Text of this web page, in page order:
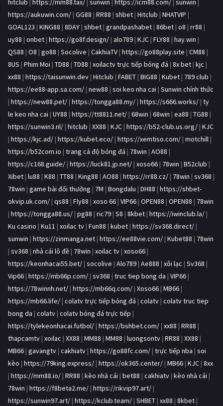
hitclub | https://mm88.tax/ | sunwin | https://icm88.com/ | sunwin |
https://aukuwin.com/ | GG88 | RR88 | shbet | Hitclub | NHATVIP |
GOAL123 | KING88 | 8DAY | shbet | grandpashabet | 86bet | o8 | rr88 |
uy88 | onbet | https://go8f.design/ | alo789 | KJC | FLY88 | hay.win |
QS88 | O8 | go88 | Socolive | CakhiaTV | https://go88play.site | CM88 |
8US | Phim Moi | TD88 | TD88 | xoilactv trực tiếp bóng đá | 8x bet | kjc |
xx88 | https://taisunwin.dev | Hitclub | FABET | BIG88 | Kubet | 789 club |
https://ee88-app.sa.com/ | new88 | soi keo nha cai | Sunwin chính thức
| https://new88.pet/ | https://tongga88.my/ | https://s666.works/ | ty
le keo nha cai | UY88 | https://tt8811.net/ | 68win | 68win | ea88 | TG88 |
https://sunwin3.nl/ | hitclub | XX88 | KJC | https://b52-club.us.org/ | KJC
| https://kjc.ad/ | https://kubet.eco/ | https://xemtiso.com/ | motchill |
https://b52com.io | trang cá độ bóng đá | 78win | AO88 |
https://c168.guide/ | https://luck81.jp.net/ | xoso66 | 78win | B52club |
Xibet | lu88 | K88 | TT88 | King88 | AO88 | https://rr88.cz/ | 78win | sv368 |
78win | game bài đổi thưởng | 7M | Bongdalu | DH88 | https://shbet-
okvip.uk.com/ | qs88 | Fly88 | xoso 66 | VIP66 | OPEN88 | OPEN88 | 78win
| https://tongga88.us/ | pg88 | ric79 | S8 | 8kbet | https://iwinclub.la/ |
Ku casino | Ku11 | xoilac tv | Fun88 | kubet | https://sv368.direct/ |
sunwin | https://zinmanga.net | https://ee88vie.com/ | Kubet88 | 78win
| sv368 | nhà cái lô đề | 78win | xoilac tv | xoso66 |
https://keonhacai55.bet/ | socolive | Alo789 | Ae888 | xôi lạc | Sv368 |
Vip66 | https://mb66p.com/ | sv368 | truc tiep bong da | VIP66 |
https://78winnh.net/ | https://mb66q.com/ | Xoso66 | MB66 |
https://mb66.life/ | colatv trực tiếp bóng đá | colatv | colatv truc tiep
bong da | colatv | colatv bóng đá trực tiếp |
https://tylekeonhacai.futbol/ | https://bshbet.com/ | xx88 | RR88 |
thapcamtv | xoilac | XX88 | MM88 | MM88 | luongsontv | RR88 | XX88 |
MB66 | gavangtv | cakhiatv | https://go88fc.com/ | trực tiếp nba | soi
kèo | https://79king.express/ | https://ok365.center/ | MB66 | KJC | 8xx
| https://mm88.io/ | RR88 | kèo nhà cái | bet88 | cakhiatv | kèo nhà cái |
78win | https://f8beta2.me/ | https://rikvip97.art/ |
https://sunwin97.art/ | https://kclub.team/ | SHBET | xx88 | 8kbet |